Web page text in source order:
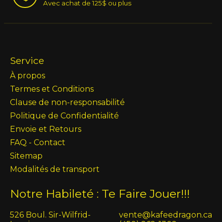
Avec achat de 125$ ou plus
Service
À propos
Termes et Conditions
Clause de non-responsabilité
Politique de Confidentialité
Envoie et Retours
FAQ - Contact
Sitemap
Modalités de transport
Notre Habileté : Te Faire Jouer!!!
526 Boul. Sir-Wilfrid-
vente@kafeedragon.ca